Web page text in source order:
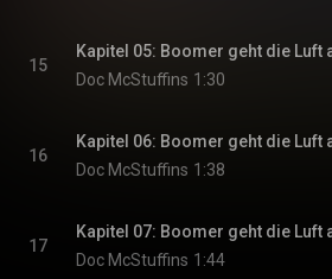
15
Kapitel 05: Boomer geht die Luft
Doc McStuffins 1:30
16
Kapitel 06: Boomer geht die Luft
Doc McStuffins 1:38
17
Kapitel 07: Boomer geht die Luft
Doc McStuffins 1:44